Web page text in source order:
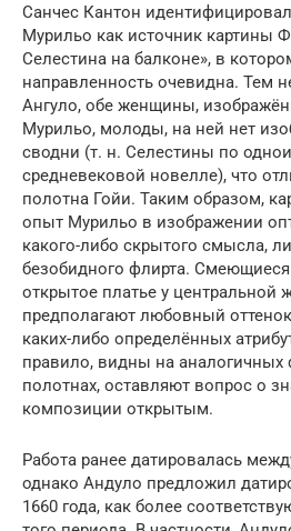
Санчес Кантон
Мурильо как источник картины
Селестина на балконе», в
направленность очевидна. Тем
Ангуло, обе женщины,
Мурильо, молоды, на ней нет
сводни (т. н. Селестины по
средневековой новелле), что
полотна Гойи. Таким образом,
опыт Мурильо в изображении
какого-либо скрытого смысла,
безобидного флирта.
открытое платье у центральной
предполагают любовный
каких-либо определённых
правило, видны на аналогичных
полотнах, оставляют вопрос о
композиции открытым.
Работа ранее датировалась
однако Андуло предложил
1660 года, как более